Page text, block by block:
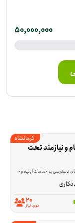
50,000,000
کرمانشاه
فرصت برای کمک به همین خانواده‌ها شکل گرفته تا بخشی از فشارهای معیشتی و روزمره‌شان کمتر شود و در
20
مورد نیاز